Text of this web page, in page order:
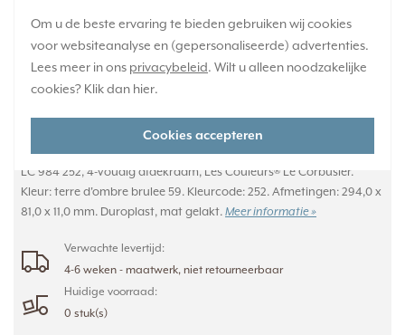
Om u de beste ervaring te bieden gebruiken wij cookies
voor websiteanalyse en (gepersonaliseerde) advertenties.
Lees meer in ons privacybeleid. Wilt u alleen noodzakelijke
cookies? Klik dan hier.
Cookies accepteren
LC 984 252, 4-voudig afdekraam, Les Couleurs® Le Corbusier.
Kleur: terre d'ombre brulee 59. Kleurcode: 252. Afmetingen: 294,0 x
81,0 x 11,0 mm. Duroplast, mat gelakt. Meer informatie »
Verwachte levertijd:
4-6 weken - maatwerk, niet retourneerbaar
Huidige voorraad:
0 stuk(s)